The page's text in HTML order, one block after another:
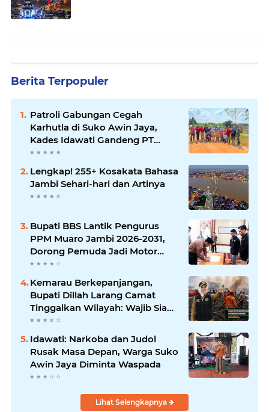
Berita Terpopuler
Patroli Gabungan Cegah
Karhutla di Suko Awin Jaya,
Kades Idawati Gandeng PT
BBB-S, TNI dan BPD
Lengkap! 255+ Kosakata Bahasa
Jambi Sehari-hari dan Artinya
Bupati BBS Lantik Pengurus
PPM Muaro Jambi 2026-2031,
Dorong Pemuda Jadi Motor
Perubahan
Kemarau Berkepanjangan,
Bupati Dillah Larang Camat
Tinggalkan Wilayah: Wajib Siaga
Hadapi Karhutla dan Kebakaran
Permukiman
Idawati: Narkoba dan Judol
Rusak Masa Depan, Warga Suko
Awin Jaya Diminta Waspada
Lihat Selengkapnya